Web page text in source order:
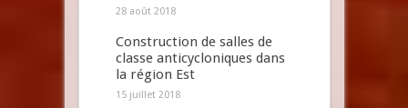
28 août 2018
Construction de salles de
classe anticycloniques dans
la région Est
15 juillet 2018